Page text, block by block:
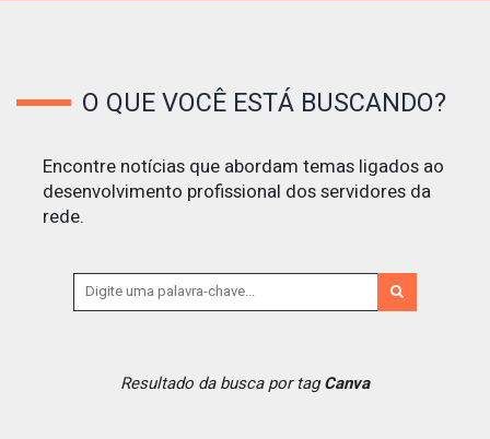
O QUE VOCÊ ESTÁ BUSCANDO?
Encontre notícias que abordam temas ligados ao
desenvolvimento profissional dos servidores da
rede.
Resultado da busca por tagCanva